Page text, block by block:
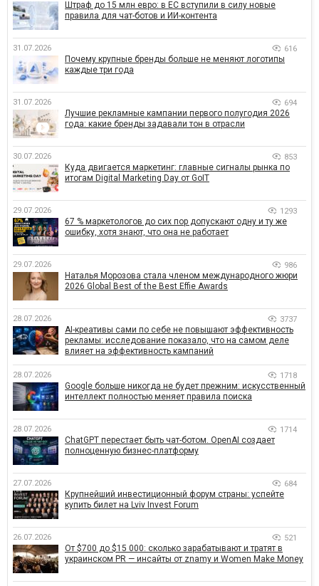
Штраф до 15 млн евро: в ЕС вступили в силу новые
правила для чат-ботов и ИИ-контента
31.07.2026 616
Почему крупные бренды больше не меняют логотипы
каждые три года
31.07.2026 694
Лучшие рекламные кампании первого полугодия 2026
года: какие бренды задавали тон в отрасли
30.07.2026 853
Куда двигается маркетинг: главные сигналы рынка по
итогам Digital Marketing Day от GoIT
29.07.2026 1293
67 % маркетологов до сих пор допускают одну и ту же
ошибку, хотя знают, что она не работает
29.07.2026 986
Наталья Морозова стала членом международного жюри
2026 Global Best of the Best Effie Awards
28.07.2026 3737
AI-креативы сами по себе не повышают эффективность
рекламы: исследование показало, что на самом деле
влияет на эффективность кампаний
28.07.2026 1718
Google больше никогда не будет прежним: искусственный
интеллект полностью меняет правила поиска
28.07.2026 1714
ChatGPT перестает быть чат-ботом. OpenAI создает
полноценную бизнес-платформу
27.07.2026 684
Крупнейший инвестиционный форум страны: успейте
купить билет на Lviv Invest Forum
26.07.2026 521
От $700 до $15 000: сколько зарабатывают и тратят в
украинском PR — инсайты от znamy и Women Make Money